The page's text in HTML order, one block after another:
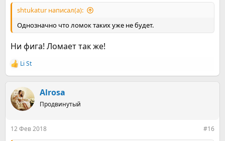
shtukatur написал(а):
Однозначно что ломок таких уже не будет.
Ни фига! Ломает так же!
Р
е
к
ц
и
Li St
Alrosa
Продвинутый
12 Фев 2018 #16